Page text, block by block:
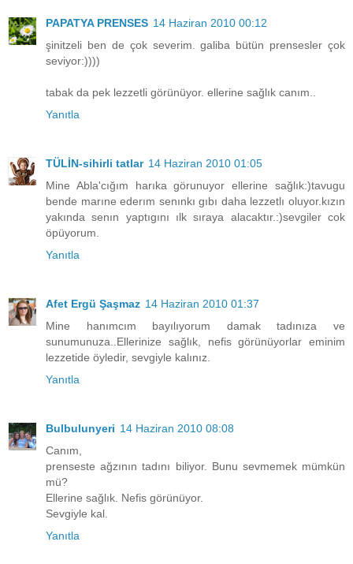
PAPATYA PRENSES 14 Haziran 2010 00:12
şinitzeli ben de çok severim. galiba bütün prensesler çok
seviyor:))))
tabak da pek lezzetli görünüyor. ellerine sağlık canım..
Yanıtla
TÜLİN-sihirli tatlar 14 Haziran 2010 01:05
Mine Abla'cığım harıka görunuyor ellerine sağlık:)tavugu
bende marıne ederım senınkı gıbı daha lezzetlı oluyor.kızın
yakında senın yaptıgını ılk sıraya alacaktır.:)sevgiler cok
öpüyorum.
Yanıtla
Afet Ergü Şaşmaz 14 Haziran 2010 01:37
Mine hanımcım bayılıyorum damak tadınıza ve
sunumunuza..Ellerinize sağlık, nefis görünüyorlar eminim
lezzetide öyledir, sevgiyle kalınız.
Yanıtla
Bulbulunyeri 14 Haziran 2010 08:08
Canım,
prenseste ağzının tadını biliyor. Bunu sevmemek mümkün
mü?
Ellerine sağlık. Nefis görünüyor.
Sevgiyle kal.
Yanıtla